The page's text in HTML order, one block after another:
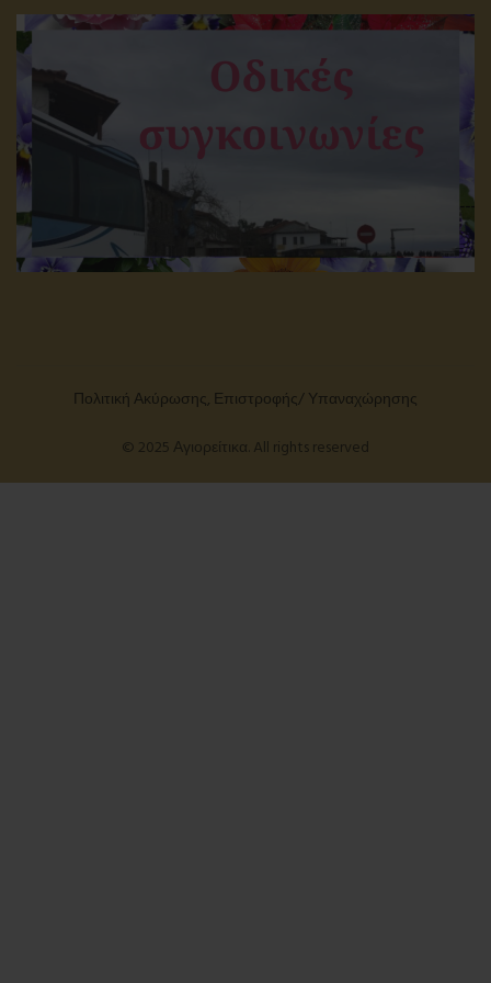
Πολιτική Ακύρωσης, Επιστροφής/ Υπαναχώρησης
© 2025 Αγιορείτικα. All rights reserved